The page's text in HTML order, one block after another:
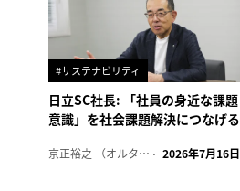
#サステナビリティ
日立SC社長: 「社員の身近な課題
意識」を社会課題解決につなげる
京正裕之 （オルタナ副編集長） 2026年7月16日